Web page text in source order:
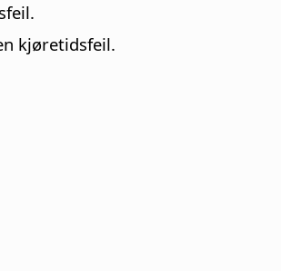
kjøretidsfeil.